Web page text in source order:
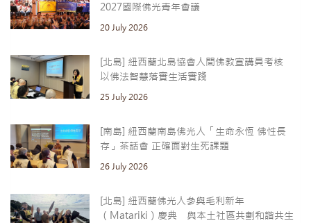
2027國際佛光青年會議
20 July 2026
[北島] 紐西蘭北島協會人間佛教宣講員考核
以佛法智慧落實生活實踐
25 July 2026
[南島] 紐西蘭南島佛光人「生命永恆 佛性長
存」茶話會 正確面對生死課題
26 July 2026
[北島] 紐西蘭佛光人參與毛利新年
（Matariki）慶典 與本土社區共劃和諧共生